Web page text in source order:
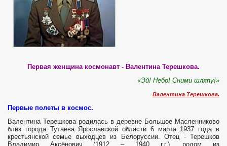
Первая женщина космонавт - Валентина Терешкова.
«Эй! Небо! Сними шляпу!»
Валентина Терешкова.
Первые полеты в космос.
Валентина Терешкова родилась в деревне Большое Масленниково
близ города Тутаева Ярославской области 6 марта 1937 года в
крестьянской семье выходцев из Белоруссии. Отец - Терешков
Владимир Аксёнович (1912 – 1940 г.г.), родом из